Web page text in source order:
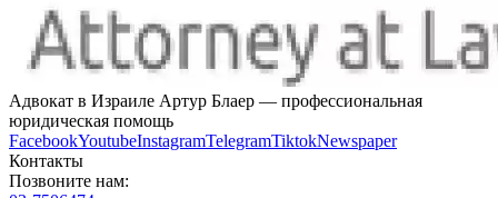
Адвокат в Израиле Артур Блаер — профессиональная
юридическая помощь
FacebookYoutubeInstagramTelegramTiktokNewspaper
Контакты
Позвоните нам: